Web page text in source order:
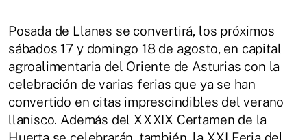
Posada de Llanes se convertirá, los próximos
sábados 17 y domingo 18 de agosto, en capital
agroalimentaria del Oriente de Asturias con la
celebración de varias ferias que ya se han
convertido en citas imprescindibles del verano
llanisco. Además del XXXIX Certamen de la